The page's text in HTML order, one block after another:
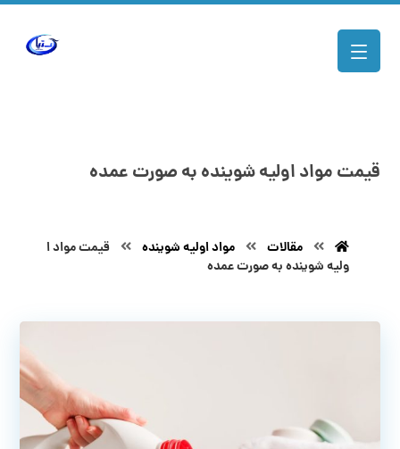
قیمت مواد اولیه شوینده به صورت عمده
مقالات مواد اولیه شوینده
قیمت مواد ا
ولیه شوینده به صورت عمده